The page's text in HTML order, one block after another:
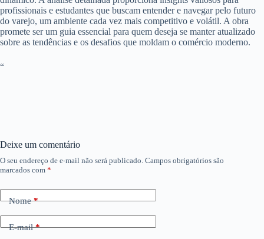
profissionais e estudantes que buscam entender e navegar pelo futuro
do varejo, um ambiente cada vez mais competitivo e volátil. A obra
promete ser um guia essencial para quem deseja se manter atualizado
sobre as tendências e os desafios que moldam o comércio moderno.
“
Deixe um comentário
O seu endereço de e-mail não será publicado. Campos obrigatórios são
marcados com *
Nome*
E-mail*